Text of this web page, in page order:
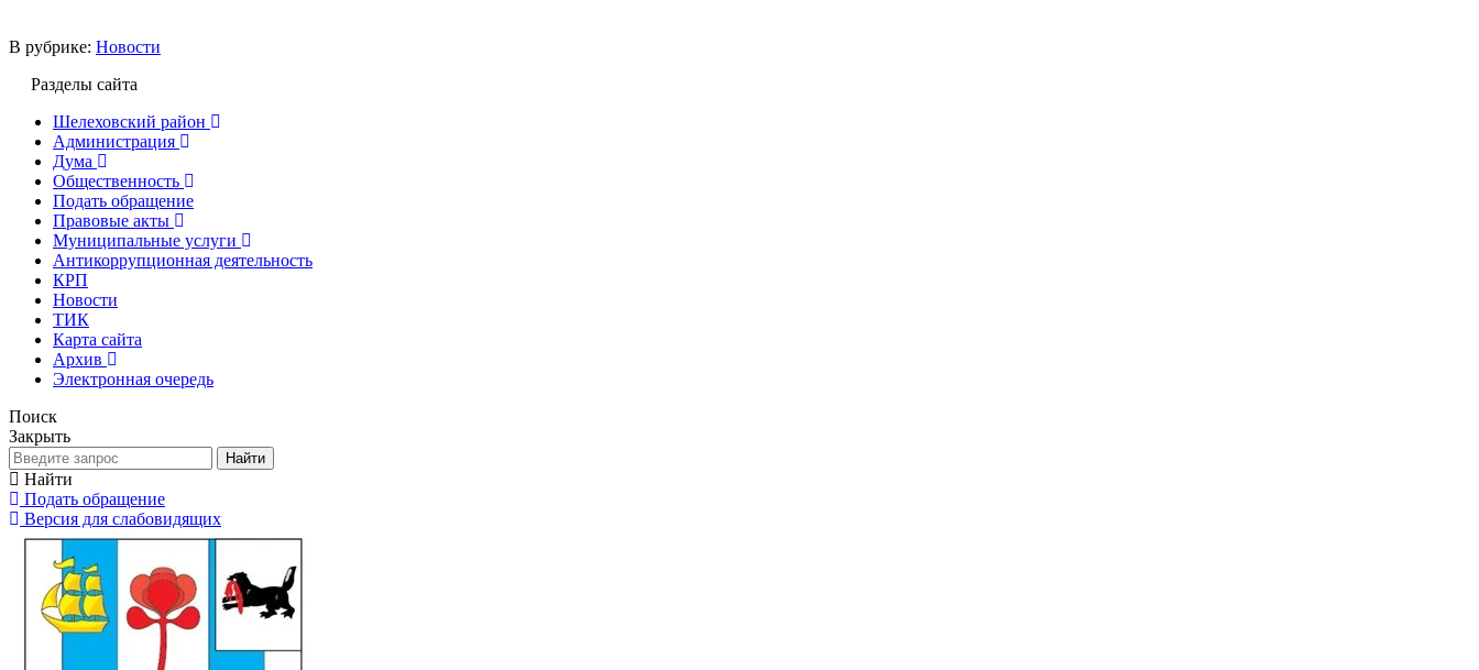
В рубрике: Новости
Разделы сайта
Шелеховский район
Администрация
Дума
Общественность
Подать обращение
Правовые акты
Муниципальные услуги
Антикоррупционная деятельность
КРП
Новости
ТИК
Карта сайта
Архив
Электронная очередь
Поиск
Закрыть
Найти
Найти
Подать обращение
Версия для слабовидящих